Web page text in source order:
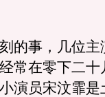
事，几位主
常在零下二十
演员宋汶霏是